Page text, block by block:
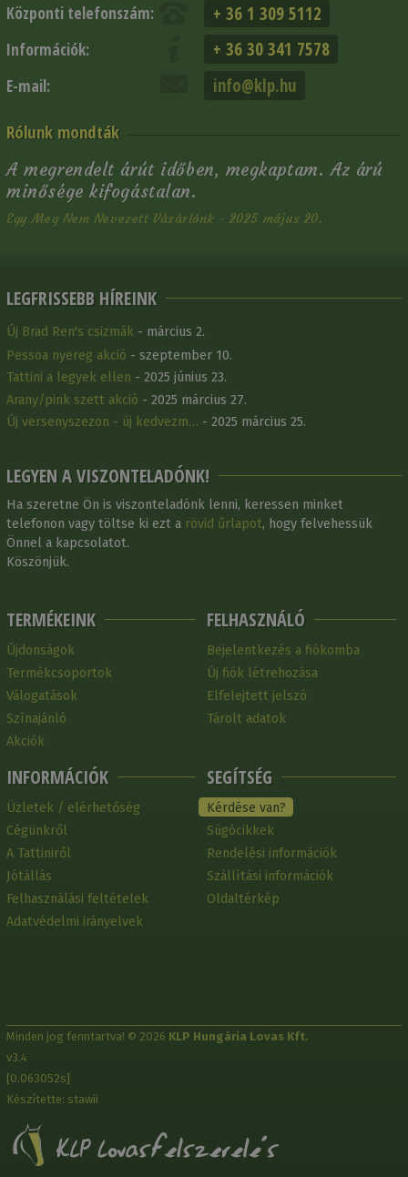
Központi telefonszám: + 36 1 309 5112
Információk: + 36 30 341 7578
E-mail: info@klp.hu
Rólunk mondták
A megrendelt árút időben, megkaptam. Az árú
minősége kifogástalan.
Egy Meg Nem Nevezett Vásárlónk - 2025 május 20.
LEGFRISSEBB HÍREINK
Új Brad Ren's csizmák - március 2.
Pessoa nyereg akció - szeptember 10.
Tattini a legyek ellen - 2025 június 23.
Arany/pink szett akció - 2025 március 27.
Új versenyszezon - új kedvezm… - 2025 március 25.
LEGYEN A VISZONTELADÓNK!
Ha szeretne Ön is viszonteladónk lenni, keressen minket
telefonon vagy töltse ki ezt a rövid űrlapot, hogy felvehessük
Önnel a kapcsolatot.
Köszönjük.
TERMÉKEINK
Újdonságok
Termékcsoportok
Válogatások
Színajánló
Akciók
INFORMÁCIÓK
Üzletek / elérhetőség
Cégünkről
A Tattiniről
Jótállás
Felhasználási feltételek
Adatvédelmi irányelvek
FELHASZNÁLÓ
Bejelentkezés a fiókomba
Új fiók létrehozása
Elfelejtett jelszó
Tárolt adatok
SEGÍTSÉG
Kérdése van?
Súgócikkek
Rendelési információk
Szállítási információk
Oldaltérkép
Minden jog fenntartva! © 2026 KLP Hungária Lovas Kft.
v3.4
[0.063052s]
Készítette: stawii